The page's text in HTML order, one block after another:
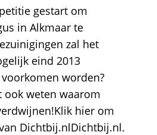
gestart om
in Alkmaar te
zal het
eind 2013
worden?
ook weten waarom
hier om
Dichtbij.nlDichtbij.nl.